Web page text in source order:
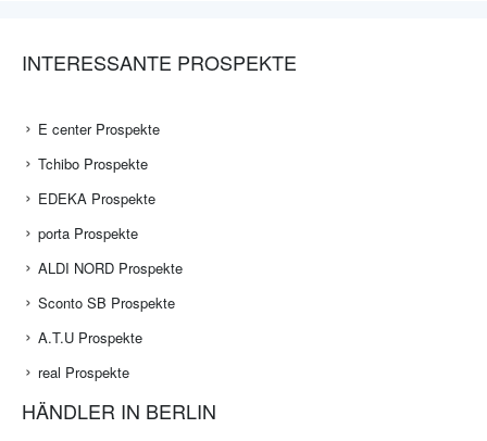
INTERESSANTE PROSPEKTE
E center Prospekte
Tchibo Prospekte
EDEKA Prospekte
porta Prospekte
ALDI NORD Prospekte
Sconto SB Prospekte
A.T.U Prospekte
real Prospekte
HÄNDLER IN BERLIN